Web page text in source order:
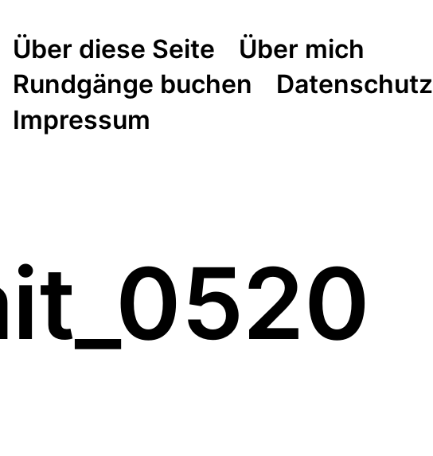
Über diese Seite
Über mich
Rundgänge buchen
Datenschutz
Impressum